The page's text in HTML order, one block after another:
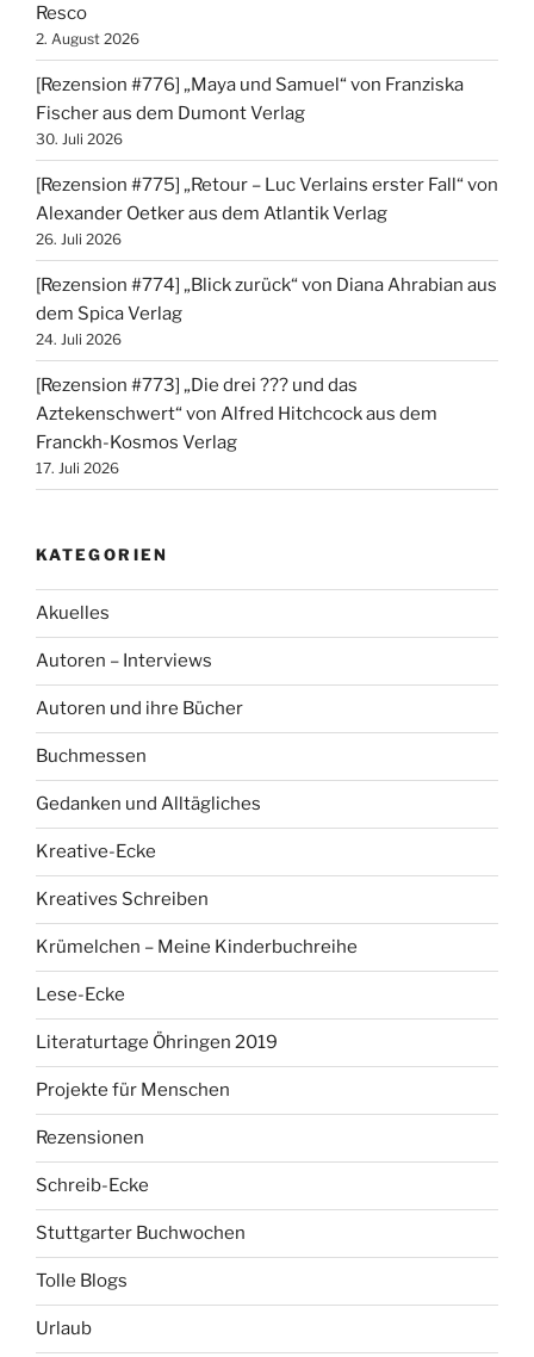
Resco
2. August 2026
[Rezension #776] „Maya und Samuel“ von Franziska
Fischer aus dem Dumont Verlag
30. Juli 2026
[Rezension #775] „Retour – Luc Verlains erster Fall“ von
Alexander Oetker aus dem Atlantik Verlag
26. Juli 2026
[Rezension #774] „Blick zurück“ von Diana Ahrabian aus
dem Spica Verlag
24. Juli 2026
[Rezension #773] „Die drei ??? und das
Aztekenschwert“ von Alfred Hitchcock aus dem
Franckh-Kosmos Verlag
17. Juli 2026
KATEGORIEN
Akuelles
Autoren – Interviews
Autoren und ihre Bücher
Buchmessen
Gedanken und Alltägliches
Kreative-Ecke
Kreatives Schreiben
Krümelchen – Meine Kinderbuchreihe
Lese-Ecke
Literaturtage Öhringen 2019
Projekte für Menschen
Rezensionen
Schreib-Ecke
Stuttgarter Buchwochen
Tolle Blogs
Urlaub